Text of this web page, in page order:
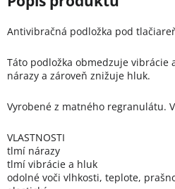
Antivibračná podložka pod
Táto podložka obmedzuje
nárazy a zároveň znižuje hluk.
Vyrobené z matného regranulátu.
VLASTNOSTI
tlmí nárazy
tlmí vibrácie a hluk
odolné voči vlhkosti, teplote,